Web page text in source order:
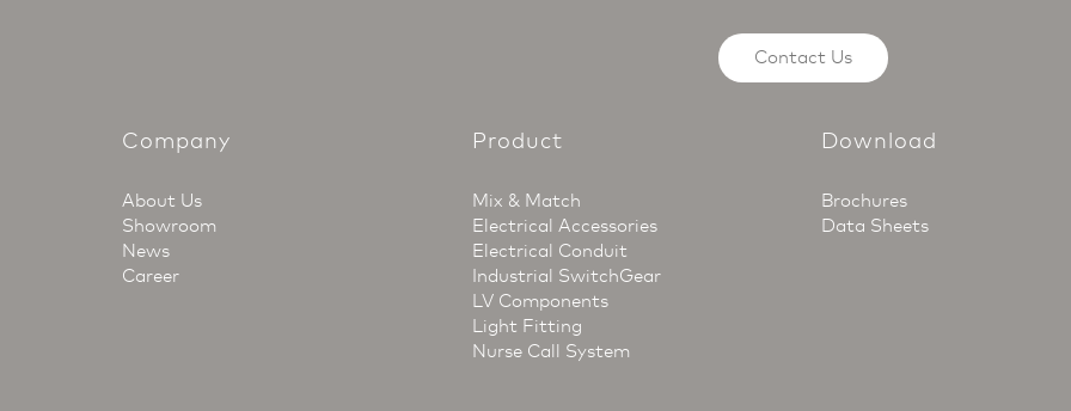
Contact Us
Company
About Us
Showroom
News
Career
Product
Mix & Match
Electrical Accessories
Electrical Conduit
Industrial SwitchGear
LV Components
Light Fitting
Nurse Call System
Download
Brochures
Data Sheets